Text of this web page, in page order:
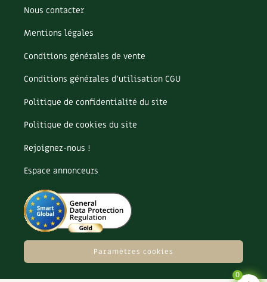
Nous contacter
Mentions légales
Conditions générales de vente
Conditions générales d’utilisation CGU
Politique de confidentialité du site
Politique de cookies du site
Rejoignez-nous !
Espace annonceurs
Paramètres cookies
0